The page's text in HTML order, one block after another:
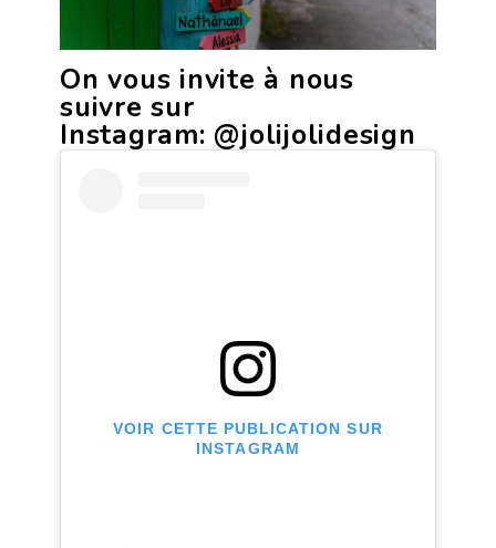
On vous invite à nous
suivre sur
Instagram: @jolijolidesign
VOIR CETTE PUBLICATION SUR
INSTAGRAM